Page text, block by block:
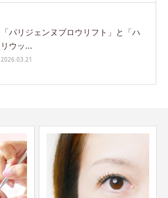
「パリジェンヌブロウリフト」と「ハ
リウッ...
2026.03.21